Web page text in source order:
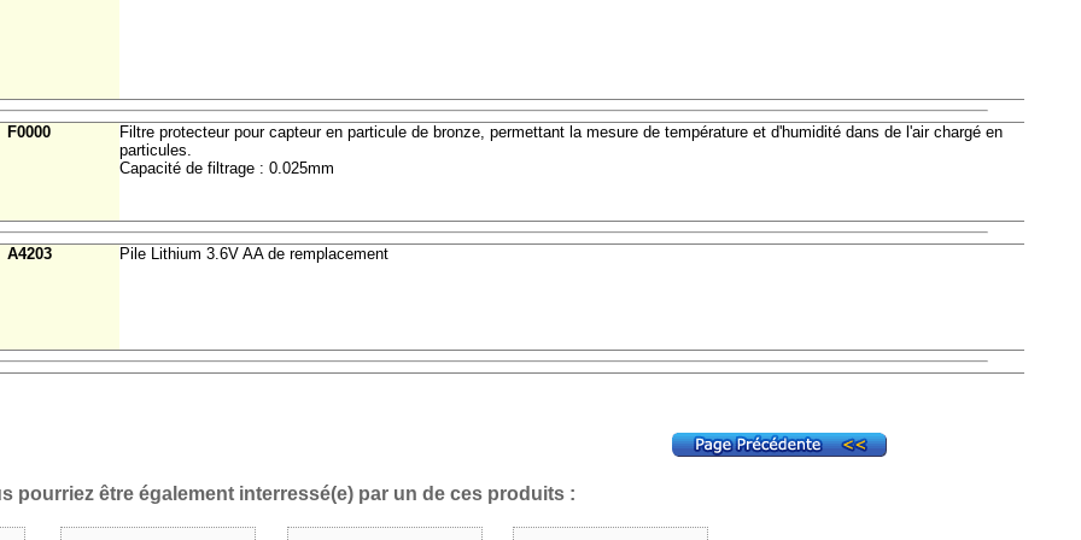
F0000
Filtre protecteur pour capteur en particule de bronze, permettant la mesure de température et d'humidité dans de l'air chargé en
particules.
Capacité de filtrage : 0.025mm
A4203 Pile Lithium 3.6V AA de remplacement
pourriez être également interressé(e) par un de ces produits :